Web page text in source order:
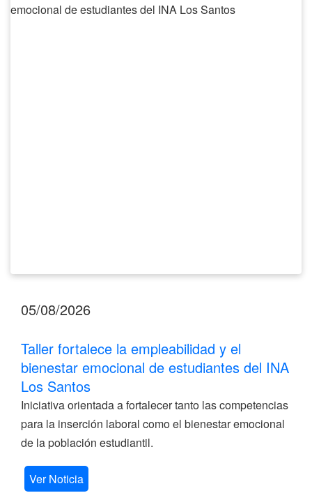
fortalece
05/08/2026
Taller fortalece la empleabilidad y el
bienestar emocional de estudiantes del INA
Los Santos
Iniciativa orientada a fortalecer tanto las competencias
para la inserción laboral como el bienestar emocional
de la población estudiantil.
Ver Noticia